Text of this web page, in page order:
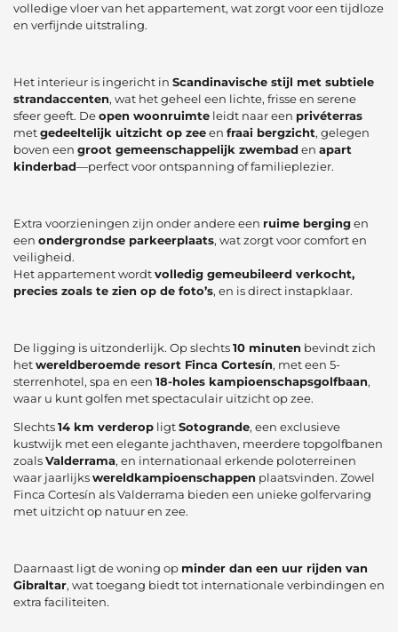
volledige vloer van het appartement, wat zorgt voor een tijdloze
en verfijnde uitstraling.
Het interieur is ingericht in Scandinavische stijl met subtiele
strandaccenten, wat het geheel een lichte, frisse en serene
sfeer geeft. Deopen woonruimte leidt naar een privéterras
metgedeeltelijk uitzicht op zeeen fraai bergzicht, gelegen
boven een groot gemeenschappelijk zwembad en apart
kinderbad—perfect voor ontspanning of familieplezier.
Extra voorzieningen zijn onder andere een ruime bergingen
een ondergrondse parkeerplaats, wat zorgt voor comfort en
veiligheid.
Het appartement wordtvolledig gemeubileerd verkocht,
precies zoals te zien op de foto’s, en is direct instapklaar.
De ligging is uitzonderlijk. Op slechts10 minuten bevindt zich
hetwereldberoemde resort Finca Cortesín, met een 5-
sterrenhotel, spa en een 18-holes kampioenschapsgolfbaan,
waar u kunt golfen met spectaculair uitzicht op zee.
Slechts14 km verderop ligtSotogrande, een exclusieve
kustwijk met een elegante jachthaven, meerdere topgolfbanen
zoalsValderrama, en internationaal erkende poloterreinen
waar jaarlijkswereldkampioenschappen plaatsvinden. Zowel
Finca Cortesín als Valderrama bieden een unieke golfervaring
met uitzicht op natuur en zee.
Daarnaast ligt de woning op minder dan een uur rijden van
Gibraltar, wat toegang biedt tot internationale verbindingen en
extra faciliteiten.